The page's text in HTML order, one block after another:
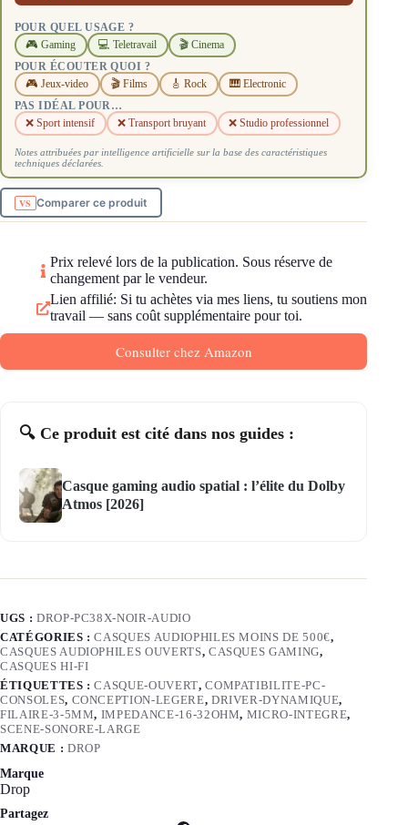
POUR QUEL USAGE ?
🎮 Gaming 💻 Teletravail 🎬 Cinema
POUR ÉCOUTER QUOI ?
🎮 Jeux-video 🎬 Films 🎸 Rock 🎹 Electronic
PAS IDÉAL POUR…
❌ Sport intensif ❌ Transport bruyant ❌ Studio professionnel
Notes attribuées par intelligence artificielle sur la base des caractéristiques
techniques déclarées.
Comparer ce produit
Prix relevé lors de la publication. Sous réserve de
changement par le vendeur.
Lien affilié: Si tu achètes via mes liens, tu soutiens mon
travail — sans coût supplémentaire pour toi.
Consulter chez Amazon
🔍 Ce produit est cité dans nos guides :
Casque gaming audio spatial : l’élite du Dolby
Atmos [2026]
UGS : DROP-PC38X-NOIR-AUDIO
CATÉGORIES :CASQUES AUDIOPHILES MOINS DE 500€,
CASQUES AUDIOPHILES OUVERTS, CASQUES GAMING,
CASQUES HI-FI
ÉTIQUETTES :CASQUE-OUVERT,COMPATIBILITE-PC-
CONSOLES, CONCEPTION-LEGERE, DRIVER-DYNAMIQUE,
FILAIRE-3-5MM, IMPEDANCE-16-32OHM, MICRO-INTEGRE,
SCENE-SONORE-LARGE
MARQUE : DROP
Marque
Drop
Partagez